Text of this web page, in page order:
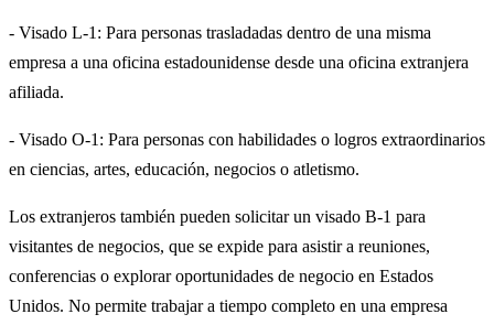
- Visado L-1: Para personas trasladadas dentro de una misma
empresa a una oficina estadounidense desde una oficina extranjera
afiliada.​
- Visado O-1: Para personas con habilidades o logros extraordinarios
en ciencias, artes, educación, negocios o atletismo.​
Los extranjeros también pueden solicitar un visado B-1 para
visitantes de negocios, que se expide para asistir a reuniones,
conferencias o explorar oportunidades de negocio en Estados
Unidos. No permite trabajar a tiempo completo en una empresa